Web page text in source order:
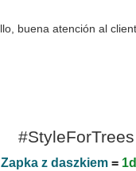
buena atención al
#StyleForTrees
z daszkiem=